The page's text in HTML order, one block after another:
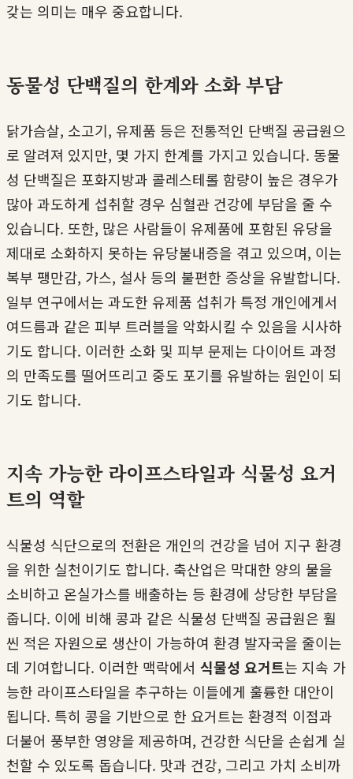
갖는 의미는 매우 중요합니다.
동물성 단백질의 한계와 소화 부담
닭가슴살, 소고기, 유제품 등은 전통적인 단백질 공급원으
로 알려져 있지만, 몇 가지 한계를 가지고 있습니다. 동물
성 단백질은 포화지방과 콜레스테롤 함량이 높은 경우가
많아 과도하게 섭취할 경우 심혈관 건강에 부담을 줄 수
있습니다. 또한, 많은 사람들이 유제품에 포함된 유당을
제대로 소화하지 못하는 유당불내증을 겪고 있으며, 이는
복부 팽만감, 가스, 설사 등의 불편한 증상을 유발합니다.
일부 연구에서는 과도한 유제품 섭취가 특정 개인에게서
여드름과 같은 피부 트러블을 악화시킬 수 있음을 시사하
기도 합니다. 이러한 소화 및 피부 문제는 다이어트 과정
의 만족도를 떨어뜨리고 중도 포기를 유발하는 원인이 되
기도 합니다.
지속 가능한 라이프스타일과 식물성 요거
트의 역할
식물성 식단으로의 전환은 개인의 건강을 넘어 지구 환경
을 위한 실천이기도 합니다. 축산업은 막대한 양의 물을
소비하고 온실가스를 배출하는 등 환경에 상당한 부담을
줍니다. 이에 비해 콩과 같은 식물성 단백질 공급원은 훨
씬 적은 자원으로 생산이 가능하여 환경 발자국을 줄이는
데 기여합니다. 이러한 맥락에서 식물성 요거트는 지속 가
능한 라이프스타일을 추구하는 이들에게 훌륭한 대안이
됩니다. 특히 콩을 기반으로 한 요거트는 환경적 이점과
더불어 풍부한 영양을 제공하며, 건강한 식단을 손쉽게 실
천할 수 있도록 돕습니다. 맛과 건강, 그리고 가치 소비까